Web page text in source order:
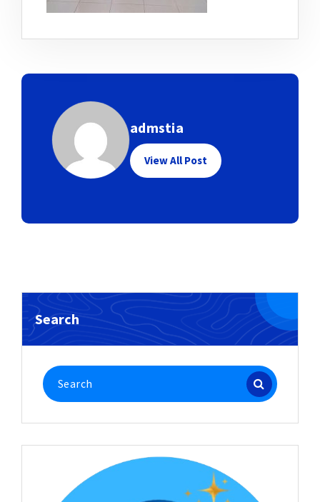
admstia
View All Post
Search
Search
for: